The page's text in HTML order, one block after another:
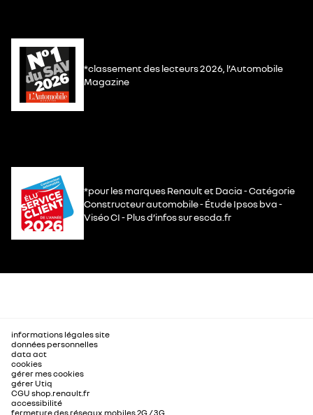
*classement des lecteurs 2026, l’Automobile
Magazine
*pour les marques Renault et Dacia - Catégorie
Constructeur automobile - Étude Ipsos bva -
Viséo CI - Plus d’infos sur escda.fr
informations légales site
données personnelles
data act
cookies
gérer mes cookies
gérer Utiq
CGU shop.renault.fr
accessibilité
fermeture des réseaux mobiles 2G / 3G